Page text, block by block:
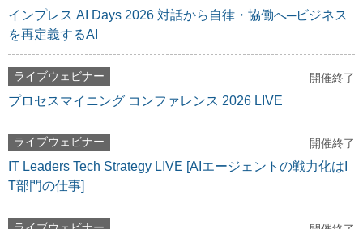
インプレス AI Days 2026 対話から自律・協働へ─ビジネス
を再定義するAI
ライブウェビナー 開催終了
プロセスマイニング コンファレンス 2026 LIVE
ライブウェビナー 開催終了
IT Leaders Tech Strategy LIVE [AIエージェントの戦力化はI
T部門の仕事]